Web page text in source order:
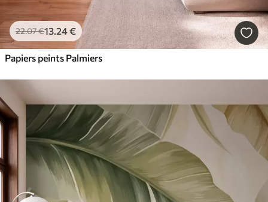
22.07€13.24€
Papiers peints Palmiers